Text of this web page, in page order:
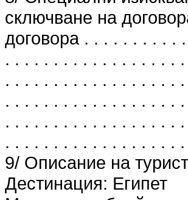
сключване на
договора . . . . . . . . . .
. . . . . . . . . . . . . . . . . .
. . . . . . . . . . . . . . . . . .
. . . . . . . . . . . . . . . . . .
. . . . . . . . . . . . . . . . . .
. . . . . . . . . . . . . . . . . . .
9/ Описание на
Дестинация: Египет